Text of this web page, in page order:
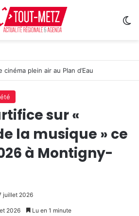
plein air au Plan d’Eau
sur «
la musique » ce
à Montigny-
juillet 2026
2026 Lu en 1 minute